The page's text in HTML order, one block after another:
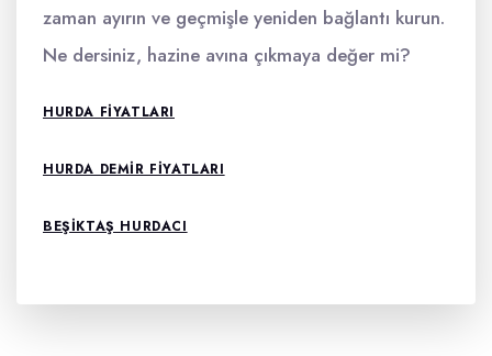
zaman ayırın ve geçmişle yeniden bağlantı kurun.
Ne dersiniz, hazine avına çıkmaya değer mi?
HURDA FIYATLARI
HURDA DEMIR FIYATLARI
BEŞIKTAŞ HURDACI